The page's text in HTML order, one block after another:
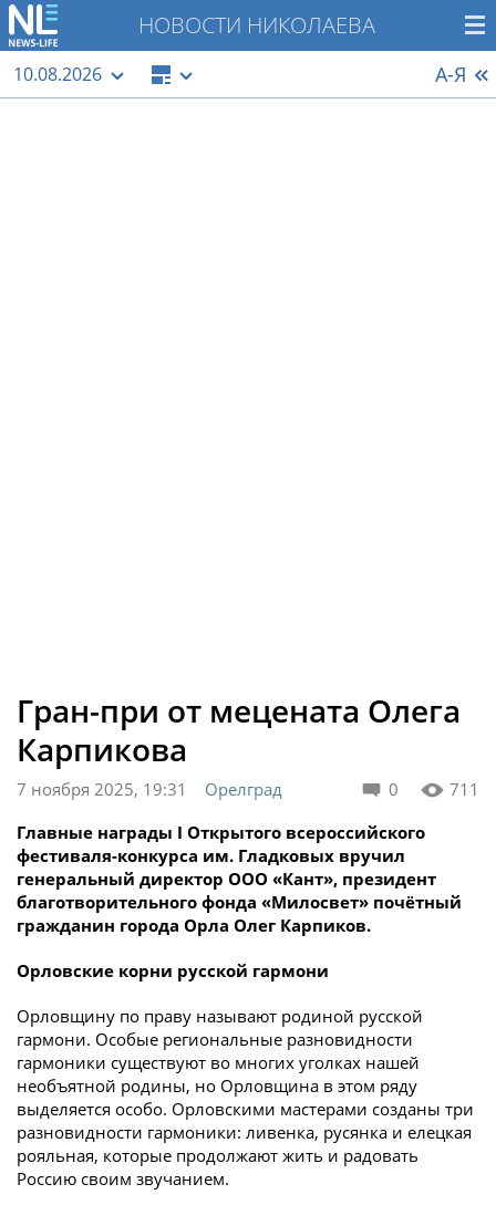
НОВОСТИ НИКОЛАЕВА
10.08.2026 А-Я
Гран-при от мецената Олега
Карпикова
0 711
7 ноября 2025, 19:31
Орелград
Главные награды I Открытого всероссийского
фестиваля-конкурса им. Гладковых вручил
генеральный директор ООО «Кант», президент
благотворительного фонда «Милосвет» почётный
гражданин города Орла Олег Карпиков.
Орловские корни русской гармони
Орловщину по праву называют родиной русской
гармони. Особые региональ­ные разновидности
гармоники существуют во многих уголках нашей
необъятной родины, но Орловщина в этом ряду
выделяется особо. Орловскими мастерами созданы три
разновидности гармоники: ливенка, русянка и елецкая
рояльная, которые продолжают жить и радовать
Россию своим звучанием.